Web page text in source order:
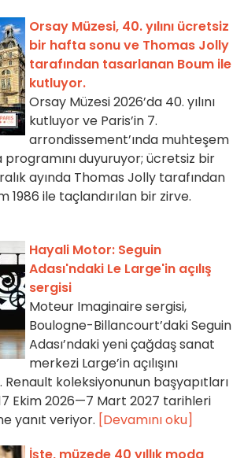
Orsay Müzesi, 40. yılını ücretsiz
bir hafta sonu ve Thomas Jolly
tarafından tasarlanan Boum ile
kutluyor.
Orsay Müzesi 2026’da 40. yılını
kutluyor ve Paris’in 7.
arrondissement’ında muhteşem
duyuruyor; ücretsiz bir
ayında Thomas Jolly tarafından
1986 ile taçlandırılan bir zirve.
Hayali Motor: Seguin
Adası'ndaki Le Large'in açılış
sergisi
Moteur Imaginaire sergisi,
Boulogne-Billancourt’daki Seguin
Adası’ndaki yeni çağdaş sanat
merkezi Large’in açılışını
koleksiyonunun başyapıtları
Ekim 2026—7 Mart 2027 tarihleri
yanıt veriyor. [Devamını oku]